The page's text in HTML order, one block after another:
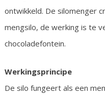
ontwikkeld. De silomenger
mengsilo, de werking is te
chocoladefontein.
Werkingsprincipe
De silo fungeert als een